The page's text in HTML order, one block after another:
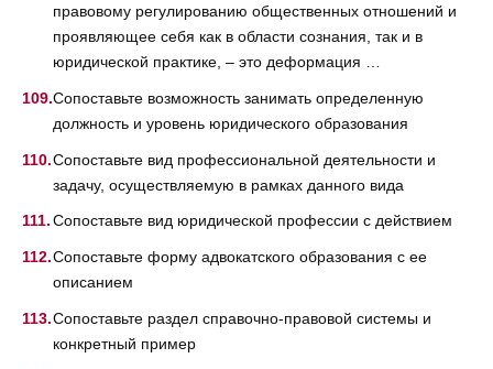
правовому регулированию общественных отношений и
проявляющее себя как в области сознания, так и в
юридической практике, – это деформация …
Сопоставьте возможность занимать определенную
должность и уровень юридического образования
Сопоставьте вид профессиональной деятельности и
задачу, осуществляемую в рамках данного вида
Сопоставьте вид юридической профессии с действием
Сопоставьте форму адвокатского образования с ее
описанием
Сопоставьте раздел справочно-правовой системы и
конкретный пример